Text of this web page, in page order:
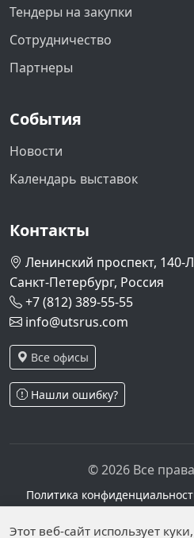
Тендеры на закупки
Сотрудничество
Партнеры
События
Новости
Календарь выставок
Контакты
Ленинский проспект, 140-Л
Санкт-Петербург, Россия
+7 (812) 389-55-55
info@utsrus.com
Все офисы
Нашли ошибку?
© 2026 Все
Политика
Персональные данные
Этот веб-сайт использует